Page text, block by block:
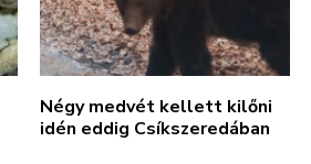
Négy medvét kellett kilőni
idén eddig Csíkszeredában